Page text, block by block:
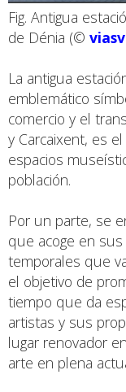
Fig. Antigua
de Dénia (©
La antigua
emblemático
comercio y el
y Carcaixent, es
espacios
población.
Por un parte, se
que acoge en
temporales que
el objetivo de
tiempo que da
artistas y sus
lugar renovador
arte en plena